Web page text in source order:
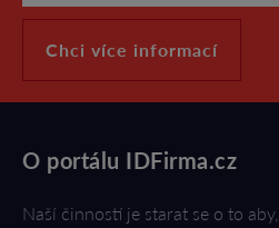
Chci více informací
O portálu IDFirma.cz
Naší činností je starat se o to